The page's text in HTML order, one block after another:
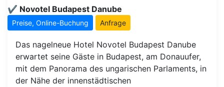
✔️ Novotel Budapest Danube
Preise, Online-Buchung Anfrage
Das nagelneue Hotel Novotel Budapest Danube
erwartet seine Gäste in Budapest, am Donauufer,
mit dem Panorama des ungarischen Parlaments, in
der Nähe der innenstädtischen